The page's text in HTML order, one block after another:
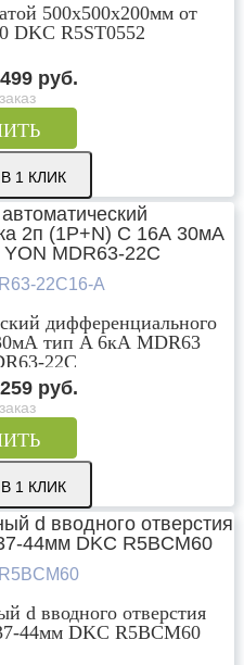
500х500х200мм от
DKC R5ST0552
руб.
1 КЛИК
22C16-A
дифференциального
тип A 6кА MDR63
22C
руб.
1 КЛИК
d вводного отверстия
44мм DKC R5BCM60